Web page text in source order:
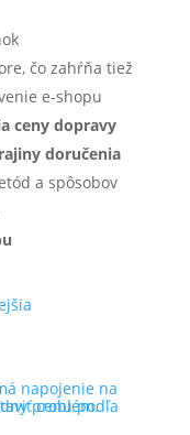
čo zahŕňa tiež
e-shopu
ceny dopravy
doručenia
a spôsobov